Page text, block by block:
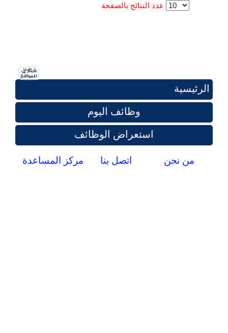
عدد النتائج بالصفحة
الرئيسية
وظائف اليوم
استعراض الوظائف
من نحن اتصل بنا مركز المساعدة